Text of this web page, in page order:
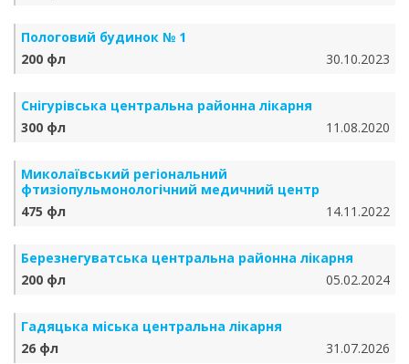
Пологовий будинок № 1
200 фл
30.10.2023
Снігурівська центральна районна лікарня
300 фл
11.08.2020
Миколаївський регіональний
фтизіопульмонологічний медичний центр
475 фл
14.11.2022
Березнегуватська центральна районна лікарня
200 фл
05.02.2024
Гадяцька міська центральна лікарня
26 фл
31.07.2026